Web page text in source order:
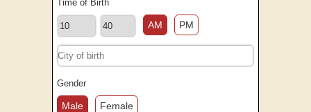
Time of Birth
AM PM
Gender
Male Female